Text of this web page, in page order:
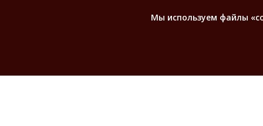
Мы используем файлы